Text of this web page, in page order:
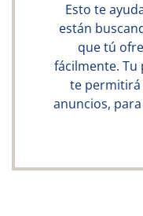
Esto te
están
que tú
fácilmente.
te
anuncios,